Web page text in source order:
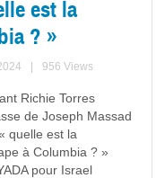
est la
? »
956 Views
Richie Torres
de Joseph Massad
quelle est la
à Columbia ? »
pour Israel